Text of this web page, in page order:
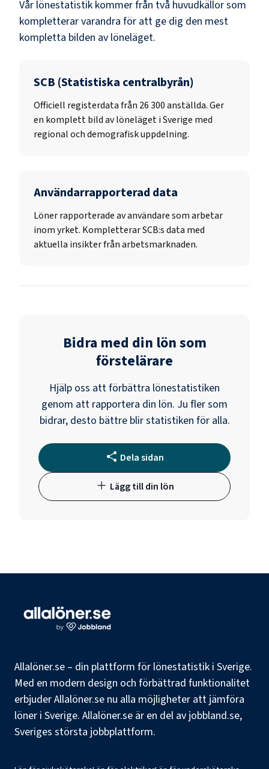
Vår lönestatistik kommer från två huvudkällor som
kompletterar varandra för att ge dig den mest
kompletta bilden av löneläget.
SCB (Statistiska centralbyrån)
Officiell registerdata från 26 300anställda. Ger
en komplett bild av löneläget i Sverige med
regional och demografisk uppdelning.
Användarrapporterad data
Löner rapporterade av användare som arbetar
inom yrket. Kompletterar SCB:s data med
aktuella insikter från arbetsmarknaden.
Bidra med din lön som
förstelärare
Hjälp oss att förbättra lönestatistiken
genom att rapportera din lön. Ju fler som
bidrar, desto bättre blir statistiken för alla.
Dela sidan
Lägg till din lön
Allalöner.se – din plattform för lönestatistik i Sverige.
Med en modern design och förbättrad funktionalitet
erbjuder Allalöner.se nu alla möjligheter att jämföra
löner i Sverige. Allalöner.se är en del av jobbland.se,
Sveriges största jobbplattform.